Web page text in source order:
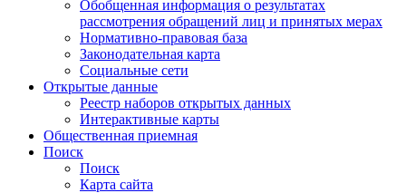
Обобщенная информация о результатах
рассмотрения обращений лиц и принятых мерах
Нормативно-правовая база
Законодательная карта
Социальные сети
Открытые данные
Реестр наборов открытых данных
Интерактивные карты
Общественная приемная
Поиск
Поиск
Карта сайта